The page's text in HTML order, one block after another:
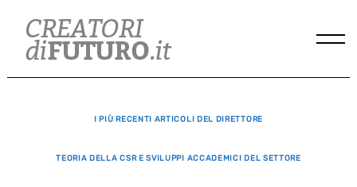
content
I PIÙ RECENTI ARTICOLI DEL DIRETTORE
TEORIA DELLA CSR E SVILUPPI ACCADEMICI DEL SETTORE